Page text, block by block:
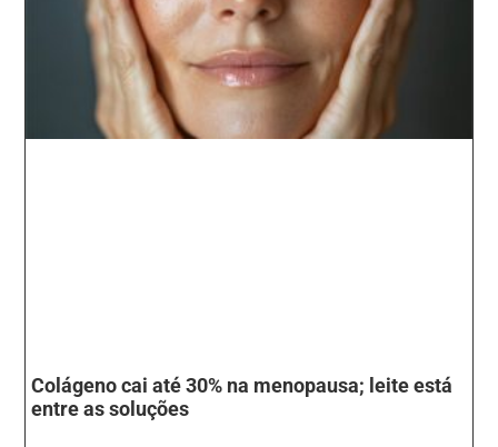
Colágeno cai até 30% na menopausa; leite está
entre as soluções